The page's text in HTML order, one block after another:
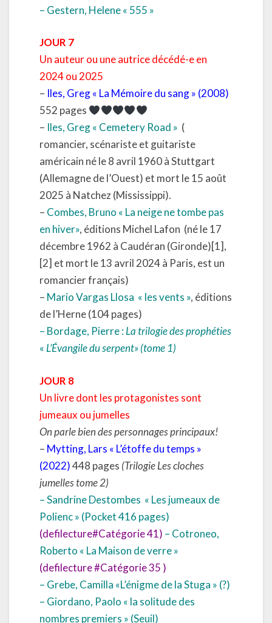
– Gestern, Helene « 555 »
JOUR 7
Un auteur ou une autrice décédé-e en
2024 ou 2025
– Iles, Greg « La Mémoire du sang » (2008)
552 pages
– Iles, Greg« Cemetery Road » (
romancier, scénariste et guitariste
américain né le 8 avril 1960 à Stuttgart
(Allemagne de l’Ouest) et mort le 15 août
2025 à Natchez (Mississippi).
– Combes, Bruno « La neige ne tombe pas
en hiver», éditions Michel Lafon (né le 17
décembre 1962 à Caudéran (Gironde)[1],
[2] et mort le 13 avril 2024 à Paris, est un
romancier français)
– Mario Vargas Llosa « les vents », éditions
de l’Herne (104 pages)
– Bordage, Pierre :La trilogie des prophéties
« L’Évangile du serpent» (tome 1)
JOUR 8
Un livre dont les protagonistes sont
jumeaux ou jumelles
On parle bien des personnages principaux!
– Mytting, Lars « L’étoffe du temps »
(2022)448 pages (Trilogie Les cloches
jumelles tome 2)
– Sandrine Destombes « Les jumeaux de
Polienc » (Pocket 416 pages)
(defilecture#Catégorie 41) – Cotroneo,
Roberto « La Maison de verre »
(defilecture#Catégorie 35 )
– Grebe, Camilla «L’énigme de la Stuga » (?)
– Giordano, Paolo « la solitude des
nombres premiers » (Seuil)